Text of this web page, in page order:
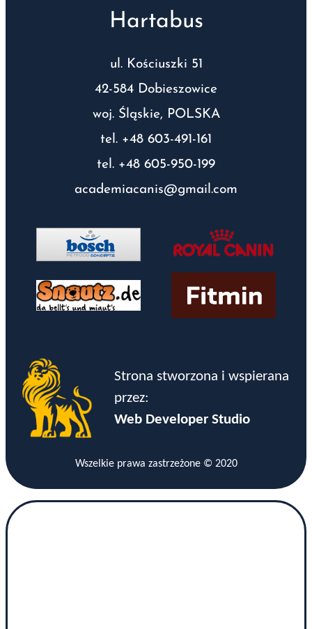
Hartabus
ul. Kościuszki 51
42-584 Dobieszowice
woj. Śląskie, POLSKA
tel. +48 603-491-161
tel. +48 605-950-199
academiacanis@gmail.com
Strona stworzona i wspierana
przez:
Web Developer Studio
Wszelkie prawa zastrzeżone © 2020